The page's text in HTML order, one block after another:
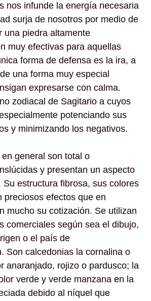
nos infunde la energía necesaria
surja de nosotros por medio de
una piedra altamente
muy efectivas para aquellas
forma de defensa es la ira, a
una forma muy especial
expresarse con calma.
zodiacal de Sagitario a cuyos
potenciando sus
y minimizando los negativos.
general son total o
y presentan un aspecto
Su estructura fibrosa, sus colores
preciosos efectos que en
mucho su cotización. Se utilizan
comerciales según sea el dibujo,
o el país de
Son calcedonias la cornalina o
anaranjado, rojizo o pardusco; la
verde y verde manzana en la
debido al níquel que